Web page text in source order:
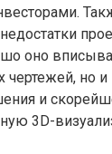
оно
чертежей, но
и
3D-